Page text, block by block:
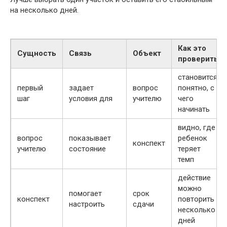
на несколько дней.
Сущность Связь Объект
Как это
проверить
первый
шаг
задает
условия для
вопрос
учителю
становится
понятно, с
чего
начинать
вопрос
учителю
показывает
состояние
конспект
видно, где
ребенок
теряет
темп
конспект
помогает
настроить
срок
сдачи
действие
можно
повторить
несколько
дней